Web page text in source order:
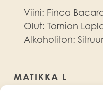
Viini: Finca
Olut: Tornion
Alkoholiton:
MATIKKA L